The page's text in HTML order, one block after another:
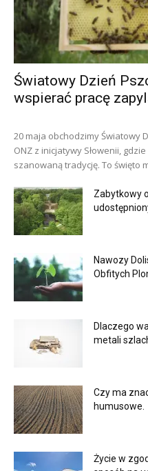
Światowy Dzień
wspierać pracę
20 maja obchodzimy Światowy
ONZ z inicjatywy Słowenii,
szanowaną tradycję. To święto
Zabytkowy
Nawozy
Obfitych
Dlaczego
metali
Czy ma
humusowe.
Życie w